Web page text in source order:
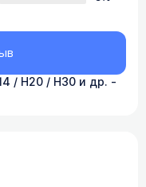
/ H20 / H30 и др. -